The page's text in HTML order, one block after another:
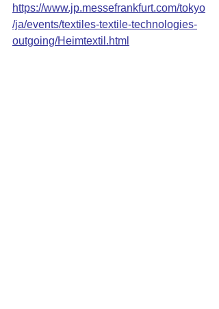
https://www.jp.messefrankfurt.com/tokyo
/ja/events/textiles-textile-technologies-
outgoing/Heimtextil.html